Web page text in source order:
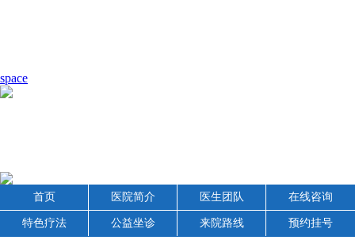
space
首页 医院简介 医生团队 在线咨询
特色疗法 公益坐诊 来院路线 预约挂号